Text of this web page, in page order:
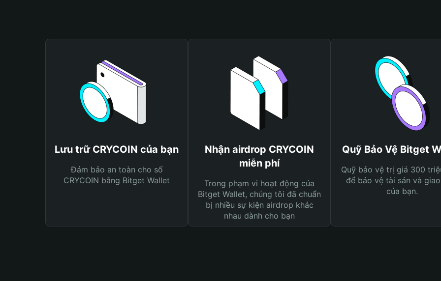
Lưu trữ CRYCOIN của bạn
Đảm bảo an toàn cho số
CRYCOIN bằng Bitget Wallet
Nhận airdrop CRYCOIN
miễn phí
Trong phạm vi hoạt động của
Bitget Wallet, chúng tôi đã chuẩn
bị nhiều sự kiện airdrop khác
nhau dành cho bạn
Quỹ Bảo Vệ Bitget
Quỹ bảo vệ trị giá 300
để bảo vệ tài sản và
của bạn.